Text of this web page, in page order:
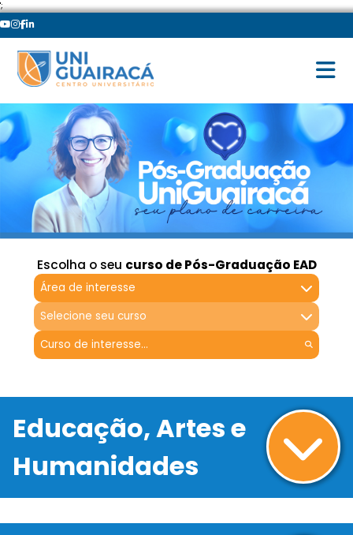
';
Escolha o seu curso de Pós-Graduação EAD
Área de interesse
Selecione seu curso
Educação, Artes e
Humanidades